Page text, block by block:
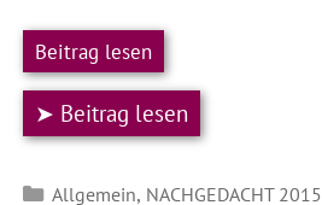
Beitrag lesen
➤ Beitrag lesen
Kategorien
Allgemein, NACHGEDACHT 2015